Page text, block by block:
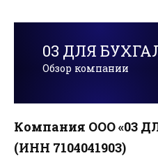
03 ДЛЯ
Обзор компании
Компания ООО «03
(ИНН 7104041903)